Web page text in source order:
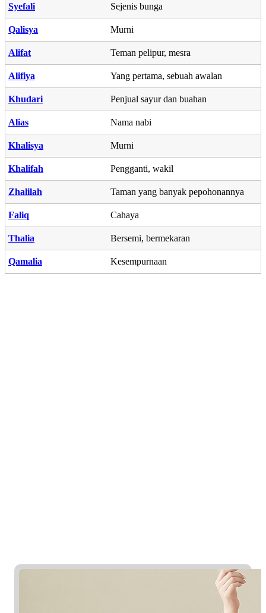
Syefali Sejenis bunga
Qalisya Murni
Alifat Teman pelipur, mesra
Alifiya Yang pertama, sebuah awalan
Khudari Penjual sayur dan buahan
Alias Nama nabi
Khalisya Murni
Khalifah Pengganti, wakil
Zhalilah Taman yang banyak pepohonannya
Faliq Cahaya
Thalia Bersemi, bermekaran
Qamalia Kesempurnaan